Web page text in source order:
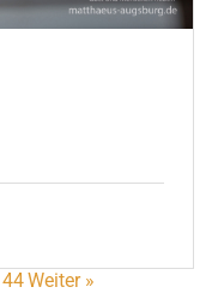
44Weiter »